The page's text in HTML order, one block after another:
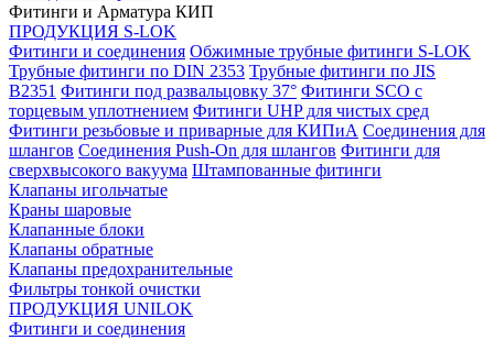
Фитинги и Арматура КИП
ПРОДУКЦИЯ S-LOK
Фитинги и соединения Обжимные трубные фитинги S-LOK
Трубные фитинги по DIN 2353 Трубные фитинги по JIS
B2351 Фитинги под развальцовку 37° Фитинги SCO с
торцевым уплотнением Фитинги UHP для чистых сред
Фитинги резьбовые и приварные для КИПиА Соединения для
шлангов Соединения Push-On для шлангов Фитинги для
сверхвысокого вакуума Штампованные фитинги
Клапаны игольчатые
Краны шаровые
Клапанные блоки
Клапаны обратные
Клапаны предохранительные
Фильтры тонкой очистки
ПРОДУКЦИЯ UNILOK
Фитинги и соединения